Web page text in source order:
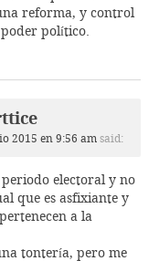
reforma, y control
político.
2015 en 9:56 am said:
electoral y no
que es asfixiante y
a la
tontería, pero me